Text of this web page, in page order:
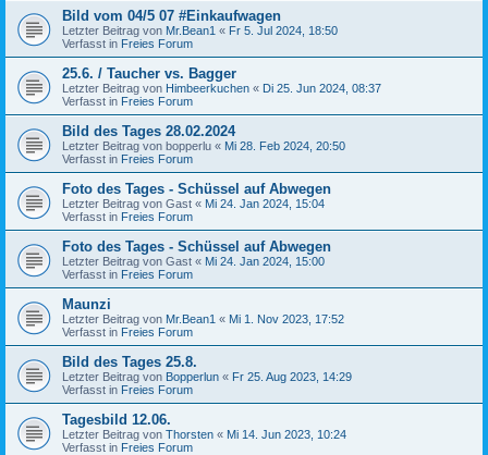
Bild vom 04/5 07 #Einkaufwagen
Letzter Beitrag von Mr.Bean1 « Fr 5. Jul 2024, 18:50
Verfasst in Freies Forum
25.6. / Taucher vs. Bagger
Letzter Beitrag von Himbeerkuchen « Di 25. Jun 2024, 08:37
Verfasst in Freies Forum
Bild des Tages 28.02.2024
Letzter Beitrag von bopperlu « Mi 28. Feb 2024, 20:50
Verfasst in Freies Forum
Foto des Tages - Schüssel auf Abwegen
Letzter Beitrag von Gast « Mi 24. Jan 2024, 15:04
Verfasst in Freies Forum
Foto des Tages - Schüssel auf Abwegen
Letzter Beitrag von Gast « Mi 24. Jan 2024, 15:00
Verfasst in Freies Forum
Maunzi
Letzter Beitrag von Mr.Bean1 « Mi 1. Nov 2023, 17:52
Verfasst in Freies Forum
Bild des Tages 25.8.
Letzter Beitrag von Bopperlun « Fr 25. Aug 2023, 14:29
Verfasst in Freies Forum
Tagesbild 12.06.
Letzter Beitrag von Thorsten « Mi 14. Jun 2023, 10:24
Verfasst in Freies Forum